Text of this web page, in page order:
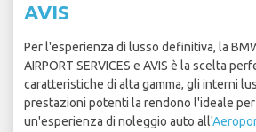
AVIS
Per l'esperienza di lusso definitiva, la
AIRPORT SERVICES e AVIS è la scelta
caratteristiche di alta gamma, gli interni
prestazioni potenti la rendono l'ideale
un'esperienza di noleggio auto all'